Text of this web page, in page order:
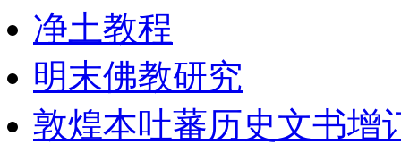
净土教程
明末佛教研究
敦煌本吐蕃历史文书增